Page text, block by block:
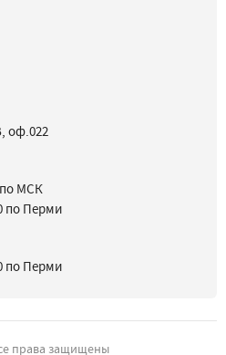
оф.022
по МСК
по Перми
по Перми
права защищены